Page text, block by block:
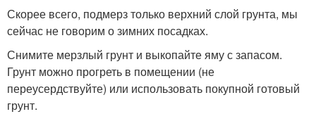
Скорее всего, подмерз только верхний слой грунта, мы
сейчас не говорим о зимних посадках.
Снимите мерзлый грунт и выкопайте яму с запасом.
Грунт можно прогреть в помещении (не
переусердствуйте) или использовать покупной готовый
грунт.